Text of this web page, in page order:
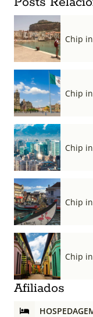
Chip
Chip
Chip
Chip
Chip
Afiliados